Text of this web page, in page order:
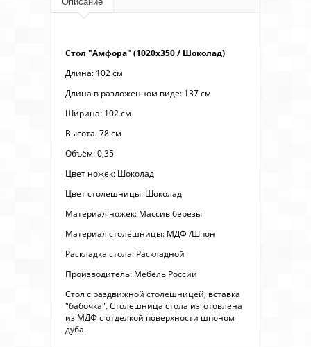
Стол "Амфора" (1020х350 / Шоколад)
Длина: 102 см
Длина в разложенном виде: 137 см
Ширина: 102 см
Высота: 78 см
Объём: 0,35
Цвет ножек: Шоколад
Цвет столешницы: Шоколад
Материал ножек: Массив березы
Материал столешницы: МДФ /Шпон
Раскладка стола: Раскладной
Производитель: Мебель России
Стол с раздвижной столешницей, вставка
"бабочка". Столешница стола изготовлена
из МДФ с отделкой поверхности шпоном
дуба.